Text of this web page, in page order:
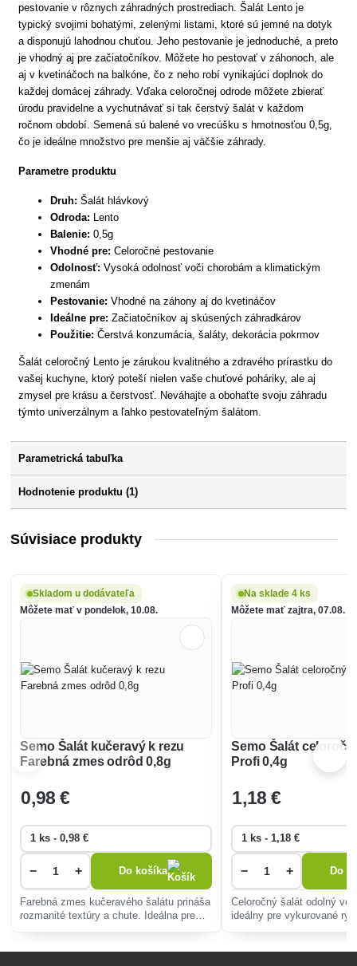
pestovanie v rôznych záhradných prostrediach. Šalát Lento je
typický svojimi bohatými, zelenými listami, ktoré sú jemné na dotyk
a disponujú lahodnou chuťou. Jeho pestovanie je jednoduché, a preto
je vhodný aj pre začiatočníkov. Môžete ho pestovať v záhonoch, ale
aj v kvetináčoch na balkóne, čo z neho robí vynikajúci doplnok do
každej domácej záhrady. Vďaka celoročnej odrode môžete zbierať
úrodu pravidelne a vychutnávať si tak čerstvý šalát v každom
ročnom období. Semená sú balené vo vrecúšku s hmotnosťou 0,5g,
čo je ideálne množstvo pre menšie aj väčšie záhrady.
Parametre produktu
Druh: Šalát hlávkový
Odroda: Lento
Balenie: 0,5g
Vhodné pre: Celoročné pestovanie
Odolnosť: Vysoká odolnosť voči chorobám a klimatickým
zmenám
Pestovanie: Vhodné na záhony aj do kvetináčov
Ideálne pre: Začiatočníkov aj skúsených záhradkárov
Použitie: Čerstvá konzumácia, šaláty, dekorácia pokrmov
Šalát celoročný Lento je zárukou kvalitného a zdravého prírastku do
vašej kuchyne, ktorý poteší nielen vaše chuťové poháriky, ale aj
zmysel pre krásu a čerstvosť. Neváhajte a obohaťte svoju záhradu
týmto univerzálnym a ľahko pestovateľným šalátom.
Parametrická tabuľka
Hodnotenie produktu (1)
Súvisiace produkty
Skladom u dodávateľa
Môžete mať v pondelok, 10.08.
Semo Šalát kučeravý k rezu
Farebná zmes odrôd 0,8g
0,98 €
− + Do košíka
Farebná zmes kučeravého šalátu prináša
rozmanité textúry a chute. Ideálna pre
Na sklade 4 ks
Môžete mať zajtra, 07.08.
Semo Šalát
Profi 0,4g
1,18 €
− + Do
Celoročný šalát odolný
ideálny pre vykurované